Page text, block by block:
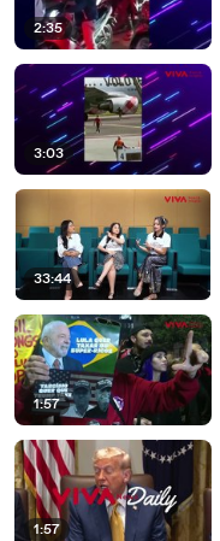
2:35
3:03
33:44
1:57
1:57